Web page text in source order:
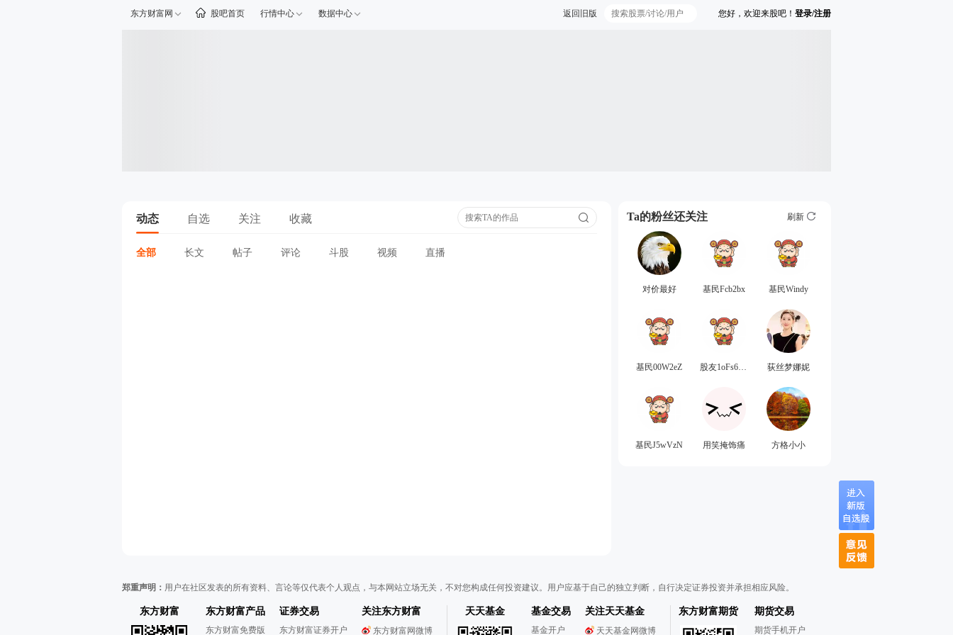
东方财富网 股吧首页 行情中心 数据中心 您好，欢迎来股吧！ 登录/注册
返回旧版
动态 自选 关注 收藏
全部 长文 帖子 评论 斗股 视频 直播
Ta的粉丝还关注 刷新
对价最好 基民Fcb2bx 基民Windy
基民00W2eZ 股友1oFs6t1048 荻丝梦娜妮
基民J5wVzN 用笑掩饰痛 方格小小
郑重声明： 用户在社区发表的所有资料、言论等仅代表个人观点，与本网站立场无关，不对您构成任何投资建议。用户应基于自己的独立判断，自行决定证券投资并承担相应风险。
东方财富 东方财富产品
东方财富免费版
证券交易
东方财富证券开户
关注东方财富
东方财富网微博
天天基金 基金交易
基金开户
关注天天基金
天天基金网微博
东方财富期货 期货交易
期货手机开户